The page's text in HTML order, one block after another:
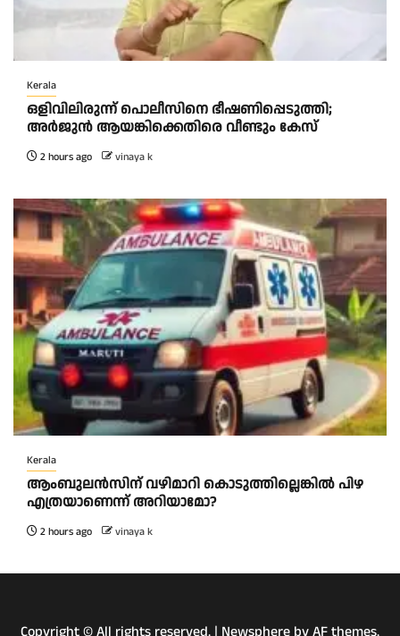
Kerala
ഒളിവിലിരുന്ന് പൊലീസിനെ ഭീഷണിപ്പെടുത്തി;
അർജുൻ ആയങ്കിക്കെതിരെ വീണ്ടും കേസ്
2 hours ago vinaya k
Kerala
ആംബുലന്‍സിന് വഴിമാറി കൊടുത്തില്ലെങ്കില്‍ പിഴ
എത്രയാണെന്ന് അറിയാമോ?
2 hours ago vinaya k